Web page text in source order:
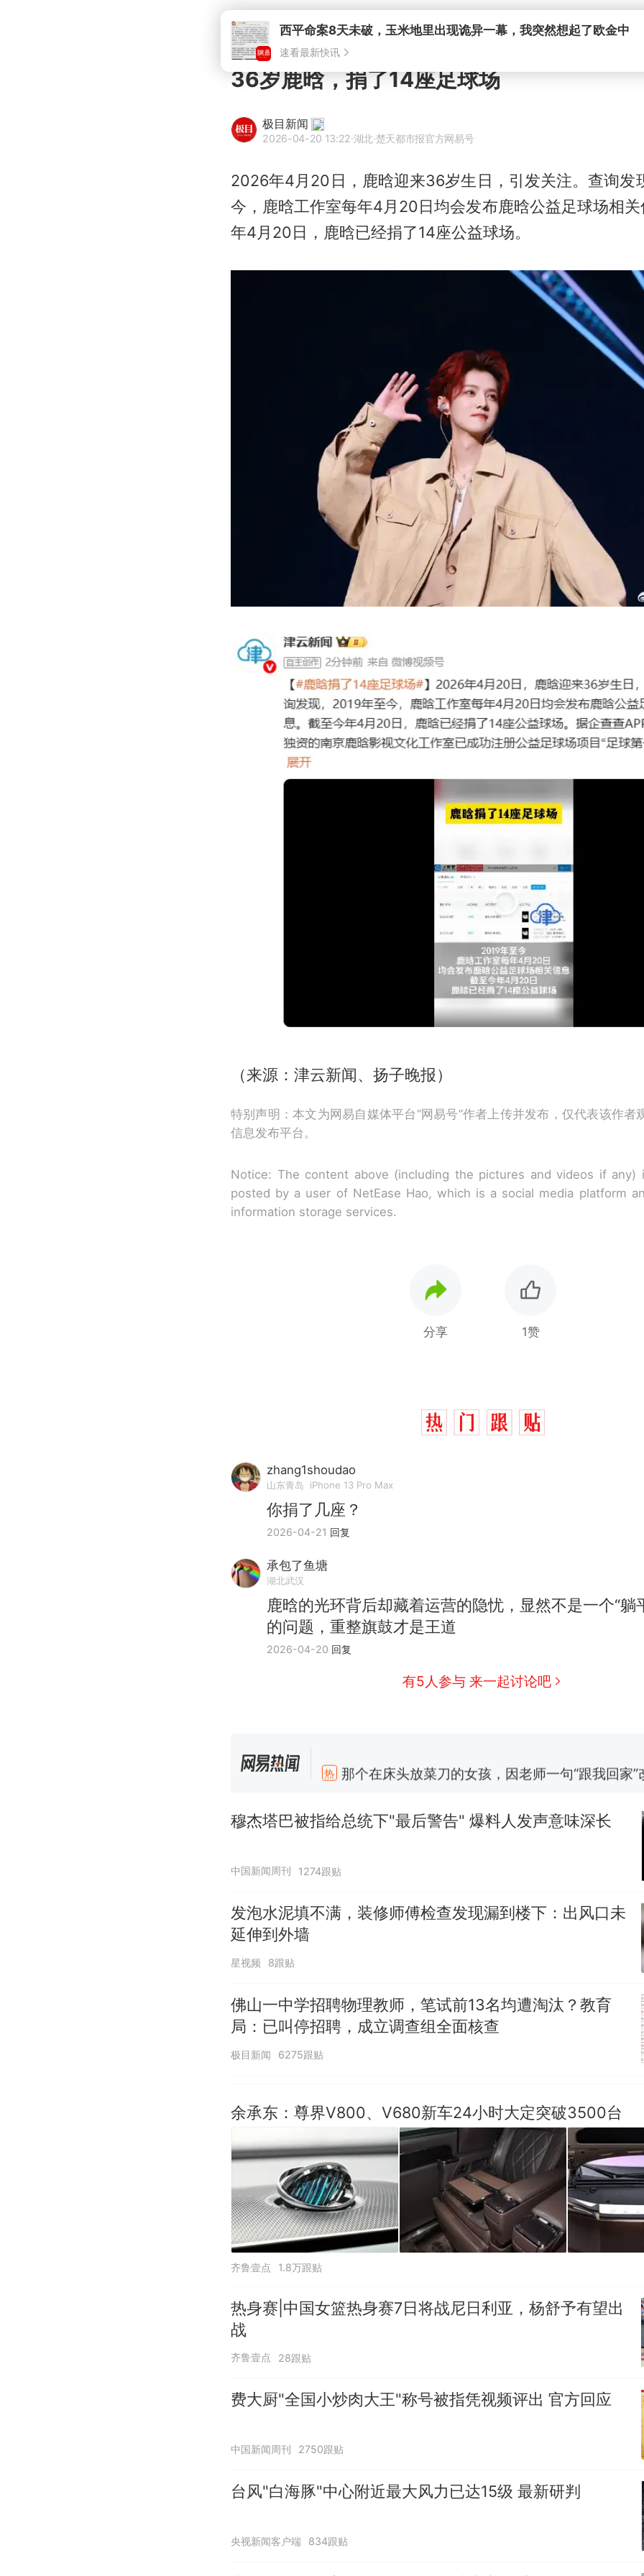
36岁鹿晗，捐了14座足球场
极目新闻
2026-04-20 13:22·湖北·楚天都市报官方网易号
2026年4月20日，鹿晗迎来36岁生日，引发关注。查询发
今，鹿晗工作室每年4月20日均会发布鹿晗公益足球场相
年4月20日，鹿晗已经捐了14座公益球场。
（来源：津云新闻、扬子晚报）
特别声明：本文为网易自媒体平台“网易号”作者上传并发布，仅代表该作者
信息发布平台。
Notice: The content above (including the pictures and videos if any)
posted by a user of NetEase Hao, which is a social media platform
information storage services.
分享 1赞
zhang1shoudao
山东青岛 iPhone 13 Pro Max
你捐了几座？
2026-04-21 回复
承包了鱼塘
湖北武汉
鹿晗的光环背后却藏着运营的隐忧，显然不是一个“躺
的问题，重整旗鼓才是王道
2026-04-20 回复
有5人参与 来一起讨论吧
热 那个在床头放菜刀的女孩，因老师一句“跟我回家”
新
美国渔民钓获鲨鱼徒手将其拽回大海 目击者直呼震惊
参考消息）
笔试第一被第二名传话劝弃考 官方通报
佛山一中学招聘物理教师，笔试前13名均遭淘汰？教
热 那个在床头放菜刀的女孩，因老师一句“跟我回家”
穆杰塔巴被指给总统下"最后警告" 爆料人发声意味深长
中国新闻周刊 1274跟贴
发泡水泥填不满，装修师傅检查发现漏到楼下：出风口未
延伸到外墙
星视频 8跟贴
佛山一中学招聘物理教师，笔试前13名均遭淘汰？教育
局：已叫停招聘，成立调查组全面核查
极目新闻 6275跟贴
余承东：尊界V800、V680新车24小时大定突破3500台
齐鲁壹点 1.8万跟贴
热身赛|中国女篮热身赛7日将战尼日利亚，杨舒予有望出
战
齐鲁壹点 28跟贴
费大厨"全国小炒肉大王"称号被指凭视频评出 官方回应
中国新闻周刊 2750跟贴
台风"白海豚"中心附近最大风力已达15级 最新研判
央视新闻客户端 834跟贴